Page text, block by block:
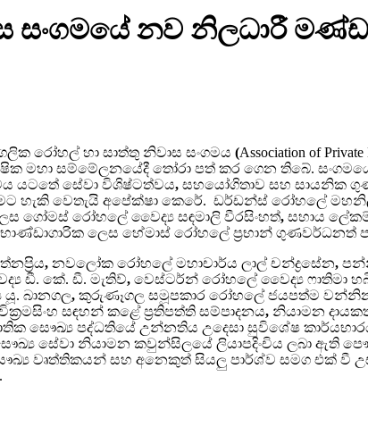
සංගමයේ නව නිලධාරී
රෝහල් හා සාත්තු නිවාස සංගමය (Association of
මහා සම්මේලනයේදී තෝරා පත් කර ගෙන තිබේ.
යටතේ සේවා විශිෂ්ටත්වය, සහයෝගිතාව සහ සායනික
හැකි වෙතැයි අපේක්ෂා කෙරේ. ඩර්ඩන්ස් රෝහලේ
ගෝමස් රෝහලේ වෛද්‍ය සඳමාලි වීරසිංහත්, සහාය
භාණ්ඩාගාරික ලෙස හේමාස් රෝහලේ ප්‍රභාන්
, නවලෝක රෝහලේ මහාචාර්ය ලාල් චන්ද්‍රසේන,
ඩී. කේ. ඩී. මැතිව්, වෙස්ටර්න් රෝහලේ වෛද්‍ය ෆාතිමා
බානගල, කුරුණෑගල සමූපකාර රෝහලේ ජයපත්ම
සඳහන් කළේ ප්‍රතිපත්ති සම්පාදනය, නියාමන
සෞඛ්‍ය පද්ධතියේ උන්නතිය උදෙසා සුවිශේෂ
සේවා නියාමන කවුන්සිලයේ ලියාපදිංචිය ලබා ඇති
වෘත්තිකයන් සහ අනෙකුත් සියලු පාර්ශ්ව සමග එක් වී